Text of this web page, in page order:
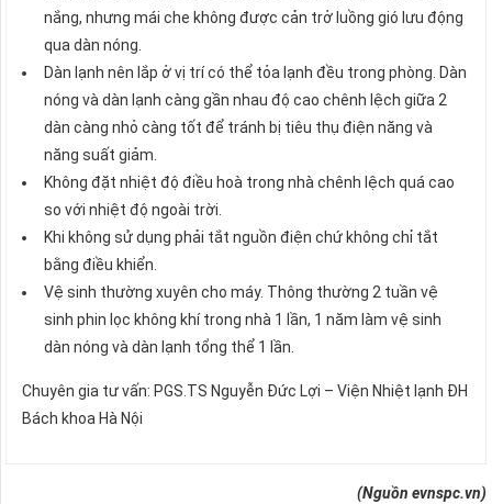
nắng, nhưng mái che không được cản trở luồng gió lưu động
qua dàn nóng.
Dàn lạnh nên lắp ở vị trí có thể tỏa lạnh đều trong phòng. Dàn
nóng và dàn lạnh càng gần nhau độ cao chênh lệch giữa 2
dàn càng nhỏ càng tốt để tránh bị tiêu thụ điện năng và
năng suất giảm.
Không đặt nhiệt độ điều hoà trong nhà chênh lệch quá cao
so với nhiệt độ ngoài trời.
Khi không sử dụng phải tắt nguồn điện chứ không chỉ tắt
bằng điều khiển.
Vệ sinh thường xuyên cho máy. Thông thường 2 tuần vệ
sinh phin lọc không khí trong nhà 1 lần, 1 năm làm vệ sinh
dàn nóng và dàn lạnh tổng thể 1 lần.
Chuyên gia tư vấn: PGS.TS Nguyễn Đức Lợi – Viện Nhiệt lạnh ĐH
Bách khoa Hà Nội
(Nguồn evnspc.vn)